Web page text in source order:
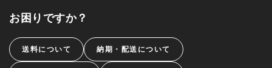
お困りですか？
送料について 納期・配送について